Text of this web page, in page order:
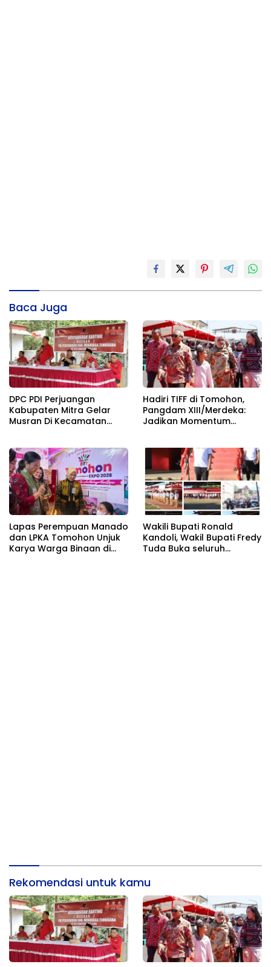
Baca Juga
DPC PDI Perjuangan
Kabupaten Mitra Gelar
Musran Di Kecamatan
Hadiri TIFF di Tomohon,
Pangdam XIII/Merdeka:
Jadikan Momentum
Lapas Perempuan Manado
dan LPKA Tomohon Unjuk
Karya Warga Binaan di
Wakili Bupati Ronald
Kandoli, Wakil Bupati Fredy
Tuda Buka seluruh
Rekomendasi untuk kamu